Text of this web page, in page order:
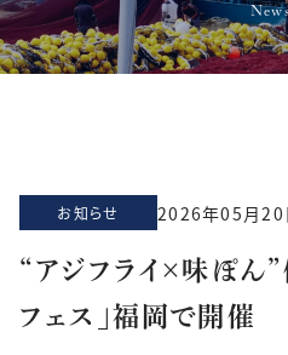
お知らせ 2026年05月20
“アジフライ×味ぽん”
フェス」福岡で開催